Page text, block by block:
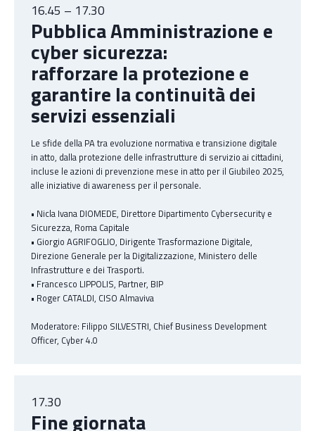
16.45 – 17.30
Pubblica Amministrazione e
cyber sicurezza:
rafforzare la protezione e
garantire la continuità dei
servizi essenziali
Le sfide della PA tra evoluzione normativa e transizione digitale
in atto, dalla protezione delle infrastrutture di servizio ai cittadini,
incluse le azioni di prevenzione mese in atto per il Giubileo 2025,
alle iniziative di awareness per il personale.
• Nicla Ivana DIOMEDE, Direttore Dipartimento Cybersecurity e
Sicurezza, Roma Capitale
• Giorgio AGRIFOGLIO, Dirigente Trasformazione Digitale,
Direzione Generale per la Digitalizzazione, Ministero delle
Infrastrutture e dei Trasporti.
• Francesco LIPPOLIS, Partner, BIP
• Roger CATALDI, CISO Almaviva
Moderatore: Filippo SILVESTRI, Chief Business Development
Officer, Cyber 4.0
17.30
Fine giornata